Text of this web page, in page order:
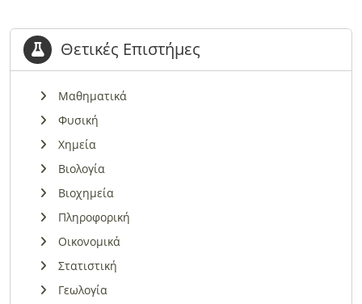
Θετικές Επιστήμες
Μαθηματικά
Φυσική
Χημεία
Βιολογία
Βιοχημεία
Πληροφορική
Οικονομικά
Στατιστική
Γεωλογία